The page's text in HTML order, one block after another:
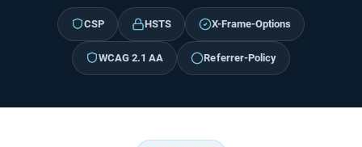
CSP HSTS X-Frame-Options
WCAG 2.1 AA Referrer-Policy